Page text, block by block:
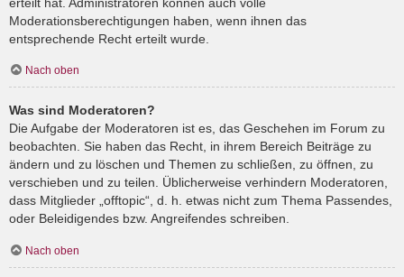
Moderationsberechtigungen haben, wenn ihnen das
entsprechende Recht erteilt wurde.
Nach oben
Was sind Moderatoren?
Die Aufgabe der Moderatoren ist es, das Geschehen im Forum zu
beobachten. Sie haben das Recht, in ihrem Bereich Beiträge zu
ändern und zu löschen und Themen zu schließen, zu öffnen, zu
verschieben und zu teilen. Üblicherweise verhindern Moderatoren,
dass Mitglieder „offtopic“, d. h. etwas nicht zum Thema Passendes,
oder Beleidigendes bzw. Angreifendes schreiben.
Nach oben